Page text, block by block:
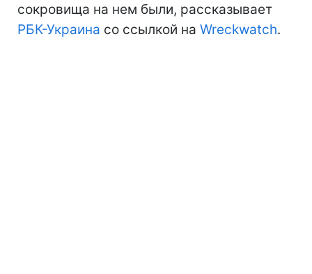
сокровища на нем были, рассказывает
РБК-Украина со ссылкой на Wreckwatch.